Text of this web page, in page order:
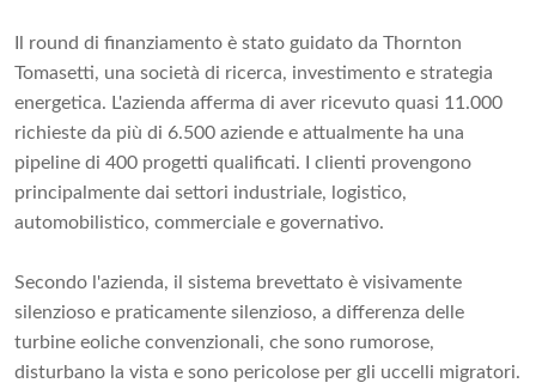
Il round di finanziamento è stato guidato da Thornton
Tomasetti, una società di ricerca, investimento e strategia
energetica. L'azienda afferma di aver ricevuto quasi 11.000
richieste da più di 6.500 aziende e attualmente ha una
pipeline di 400 progetti qualificati. I clienti provengono
principalmente dai settori industriale, logistico,
automobilistico, commerciale e governativo.
Secondo l'azienda, il sistema brevettato è visivamente
silenzioso e praticamente silenzioso, a differenza delle
turbine eoliche convenzionali, che sono rumorose,
disturbano la vista e sono pericolose per gli uccelli migratori.